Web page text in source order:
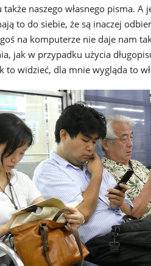
naszego własnego pisma.
to do siebie, że są inaczej
na komputerze nie daje nam
jak w przypadku użycia
to widzieć, dla mnie wygląda to